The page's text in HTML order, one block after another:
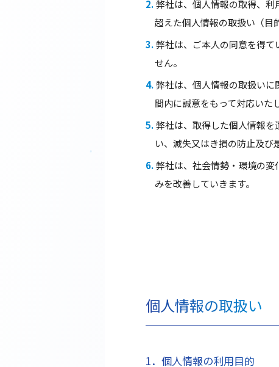
弊社は、個人情報の取得、
超えた個人情報の取扱い（目
弊社は、ご本人の同意を得
せん。
弊社は、個人情報の取扱い
間内に誠意をもって対応いた
弊社は、取得した個人情報
い、滅失又はき損の防止及び
弊社は、社会情勢・環境の
みを改善していきます。
個人情報の取扱い
1．個人情報の利用目的